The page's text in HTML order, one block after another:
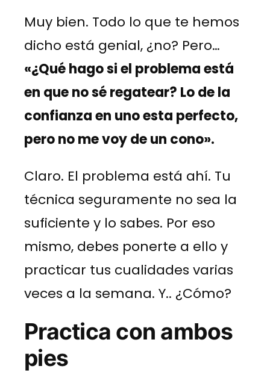
Muy bien. Todo lo que te hemos
dicho está genial, ¿no? Pero…
«¿Qué hago si el problema está
en que no sé regatear? Lo de la
confianza en uno esta perfecto,
pero no me voy de un cono».
Claro. El problema está ahí. Tu
técnica seguramente no sea la
suficiente y lo sabes. Por eso
mismo, debes ponerte a ello y
practicar tus cualidades varias
veces a la semana. Y.. ¿Cómo?
Practica con ambos
pies